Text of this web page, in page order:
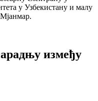
у Узбекистану и малу
између